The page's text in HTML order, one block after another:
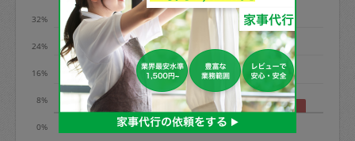
水曜日9時〜金曜日9時まで＝依頼料金の
50%
金曜日9時～土曜日8時まで＝依頼金額の
100%
土曜日8時〜実施時間＝依頼金額の100%
＋交通費全額
依頼者不在による当日キャンセル＝依頼
0%
8%
16%
24%
32%
水 木 土